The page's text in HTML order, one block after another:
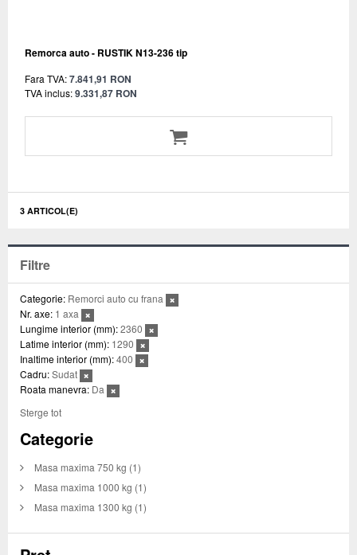
Remorca auto - RUSTIK N13-236 tip
Fara TVA:7.841,91 RON
TVA inclus:9.331,87 RON
3 ARTICOL(E)
Filtre
Categorie: Remorci auto cu frana
Nr. axe: 1 axa
Lungime interior (mm):2360
Latime interior (mm): 1290
Inaltime interior (mm):400
Cadru:Sudat
Roata manevra: Da
Sterge tot
Categorie
Masa maxima 750 kg (1)
Masa maxima 1000 kg (1)
Masa maxima 1300 kg (1)